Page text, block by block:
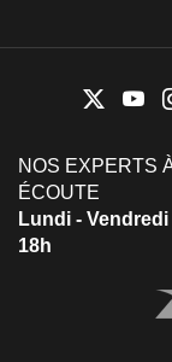
NOS EXPERTS
ÉCOUTE
Lundi -
18h